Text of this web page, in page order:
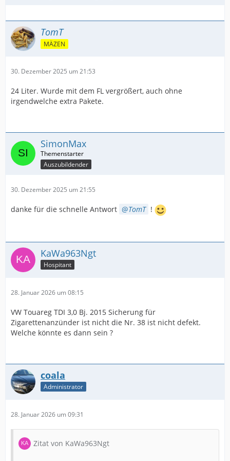
TomT
MÄZEN
30. Dezember 2025 um 21:53
24 Liter. Wurde mit dem FL vergrößert, auch ohne
irgendwelche extra Pakete.
SimonMax
Auszubildender
30. Dezember 2025 um 21:55
danke für die schnelle Antwort TomT !
KaWa963Ngt
Hospitant
28. Januar 2026 um 08:15
VW Touareg TDI 3,0 Bj. 2015 Sicherung für
Zigarettenanzünder ist nicht die Nr. 38 ist nicht defekt.
Welche könnte es dann sein ?
coala
Administrator
28. Januar 2026 um 09:31
Zitat von KaWa963Ngt